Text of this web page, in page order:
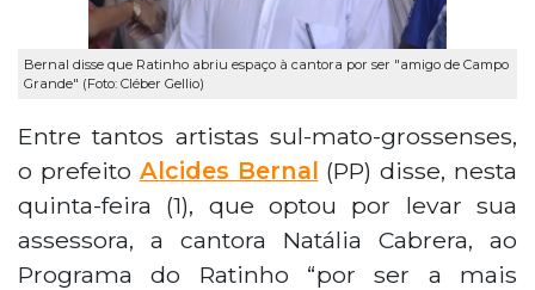
Bernal disse que Ratinho abriu espaço à cantora por ser "amigo de Campo
Grande" (Foto: Cléber Gellio)
Entre tantos artistas sul-mato-grossenses,
o prefeito Alcides Bernal (PP) disse, nesta
quinta-feira (1), que optou por levar sua
assessora, a cantora Natália Cabrera, ao
Programa do Ratinho “por ser a mais